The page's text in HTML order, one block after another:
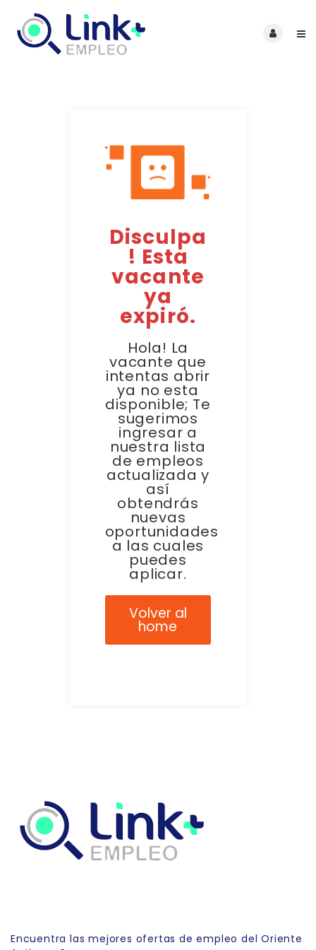
Disculpa
! Esta
vacante
ya
expiró.
Hola! La
vacante que
intentas abrir
ya no esta
disponible; Te
sugerimos
ingresar a
nuestra lista
de empleos
actualizada y
así
obtendrás
nuevas
oportunidades
a las cuales
puedes
aplicar.
Volver al
home
Encuentra las mejores ofertas de empleo del Oriente